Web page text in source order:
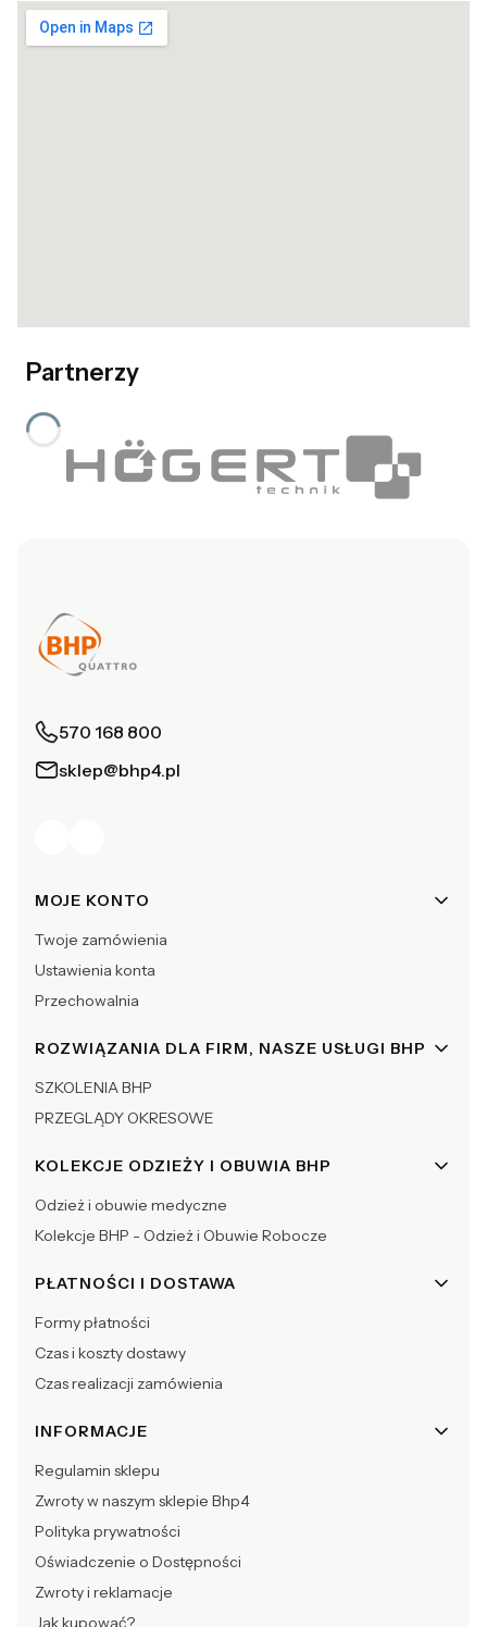
Partnerzy
570 168 800
sklep@bhp4.pl
Linki w stopce
MOJE KONTO
Twoje zamówienia
Ustawienia konta
Przechowalnia
ROZWIĄZANIA DLA FIRM, NASZE USŁUGI BHP
SZKOLENIA BHP
PRZEGLĄDY OKRESOWE
KOLEKCJE ODZIEŻY I OBUWIA BHP
Odzież i obuwie medyczne
Kolekcje BHP - Odzież i Obuwie Robocze
PŁATNOŚCI I DOSTAWA
Formy płatności
Czas i koszty dostawy
Czas realizacji zamówienia
INFORMACJE
Regulamin sklepu
Zwroty w naszym sklepie Bhp4
Polityka prywatności
Oświadczenie o Dostępności
Zwroty i reklamacje
Jak kupować?